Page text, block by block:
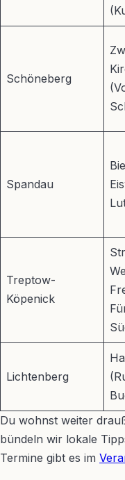
Schöneberg
Spandau
Treptow-
Köpenick
Lichtenberg
Du wohnst weiter
bündeln wir lokale
Termine gibt es im